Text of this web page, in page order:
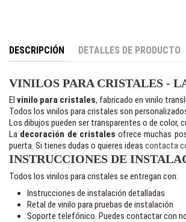
DESCRIPCIÓN DETALLES DE PRODUCTO
VINILOS PARA CRISTALES -
El vinilo para cristales, fabricado en vinilo
Todos los vinilos para cristales son
Los dibujos pueden ser transparentes o de color,
La decoración de cristales ofrece muchas
puerta. Si tienes dudas o quieres ideas contacta
INSTRUCCIONES DE
Todos los vinilos para cristales se entregan con:
Instrucciones de instalación detalladas
Retal de vinilo para pruebas de instalación
Soporte telefónico. Puedes contactar con